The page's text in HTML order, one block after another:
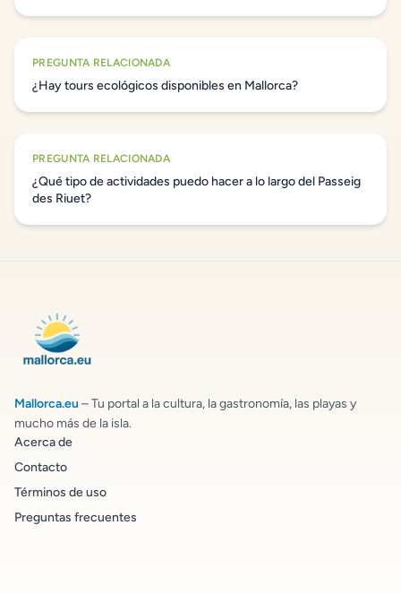
PREGUNTA RELACIONADA
¿Hay tours ecológicos disponibles en Mallorca?
PREGUNTA RELACIONADA
¿Qué tipo de actividades puedo hacer a lo largo del Passeig
des Riuet?
Mallorca.eu – Tu portal a la cultura, la gastronomía, las playas y
mucho más de la isla.
Acerca de
Contacto
Términos de uso
Preguntas frecuentes